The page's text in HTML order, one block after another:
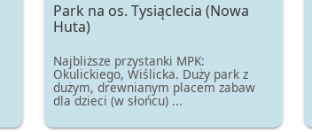
Park na os. Tysiąclecia (Nowa
Huta)
Najbliższe przystanki MPK:
Okulickiego, Wiślicka. Duży park z
dużym, drewnianym placem zabaw
dla dzieci (w słońcu) ...